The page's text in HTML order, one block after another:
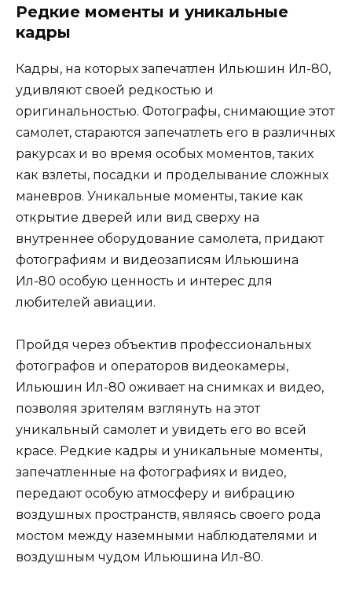
Редкие моменты и уникальные
кадры
Кадры, на которых запечатлен Ильюшин Ил-80,
удивляют своей редкостью и
оригинальностью. Фотографы, снимающие этот
самолет, стараются запечатлеть его в различных
ракурсах и во время особых моментов, таких
как взлеты, посадки и проделывание сложных
маневров. Уникальные моменты, такие как
открытие дверей или вид сверху на
внутреннее оборудование самолета, придают
фотографиям и видеозаписям Ильюшина
Ил-80 особую ценность и интерес для
любителей авиации.
Пройдя через объектив профессиональных
фотографов и операторов видеокамеры,
Ильюшин Ил-80 оживает на снимках и видео,
позволяя зрителям взглянуть на этот
уникальный самолет и увидеть его во всей
красе. Редкие кадры и уникальные моменты,
запечатленные на фотографиях и видео,
передают особую атмосферу и вибрацию
воздушных пространств, являясь своего рода
мостом между наземными наблюдателями и
воздушным чудом Ильюшина Ил-80.